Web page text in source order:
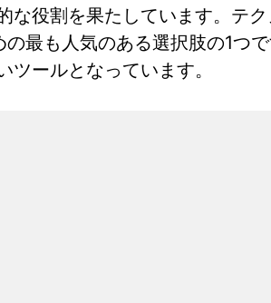
な役割を果たしています。テ
最も人気のある選択肢の1つ
ツールとなっています。